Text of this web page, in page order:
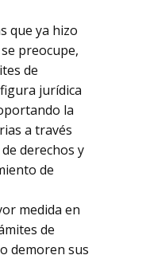
que ya hizo
preocupe,
de
jurídica
la
a través
derechos y
de
medida en
de
demoren sus